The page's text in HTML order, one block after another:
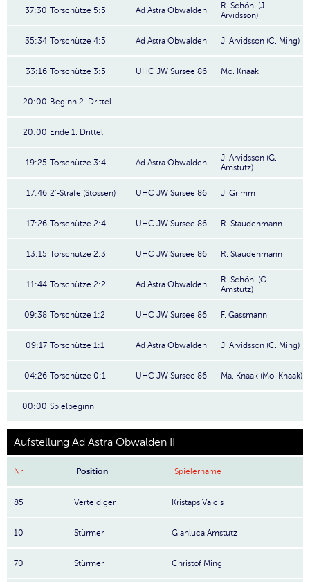
37:30 Torschütze 5:5 Ad Astra Obwalden
R. Schöni (J.
Arvidsson)
35:34 Torschütze 4:5 Ad Astra Obwalden J. Arvidsson (C. Ming)
33:16 Torschütze 3:5 UHC JW Sursee 86 Mo. Knaak
20:00 Beginn 2. Drittel
20:00 Ende 1. Drittel
19:25 Torschütze 3:4 Ad Astra Obwalden
J. Arvidsson (G.
Amstutz)
17:46 2'-Strafe (Stossen) UHC JW Sursee 86 J. Grimm
17:26 Torschütze 2:4 UHC JW Sursee 86 R. Staudenmann
13:15 Torschütze 2:3 UHC JW Sursee 86 R. Staudenmann
11:44 Torschütze 2:2 Ad Astra Obwalden
R. Schöni (G.
Amstutz)
09:38 Torschütze 1:2 UHC JW Sursee 86 F. Gassmann
09:17 Torschütze 1:1 Ad Astra Obwalden J. Arvidsson (C. Ming)
04:26 Torschütze 0:1 UHC JW Sursee 86 Ma. Knaak (Mo. Knaak)
00:00 Spielbeginn
Aufstellung Ad Astra Obwalden II
Nr Position Spielername
85 Verteidiger Kristaps Vaicis
10 Stürmer Gianluca Amstutz
70 Stürmer Christof Ming